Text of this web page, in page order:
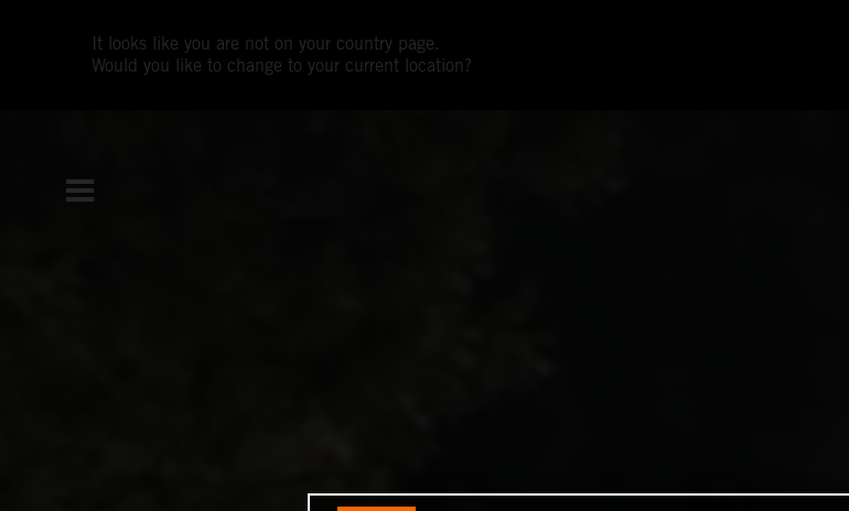
It looks like you are not on your country page.
Would you like to change to your current location?